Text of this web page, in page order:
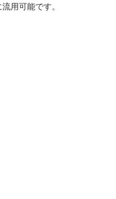
流用可能です。